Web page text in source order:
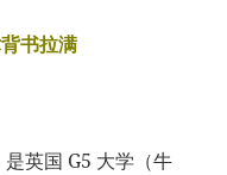
书拉满
英国 G5 大学（牛